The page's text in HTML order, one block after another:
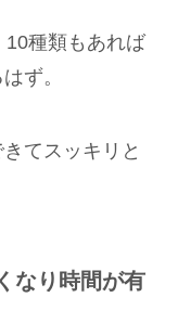
種類もあれば
ず。
てスッキリと
なり時間が有